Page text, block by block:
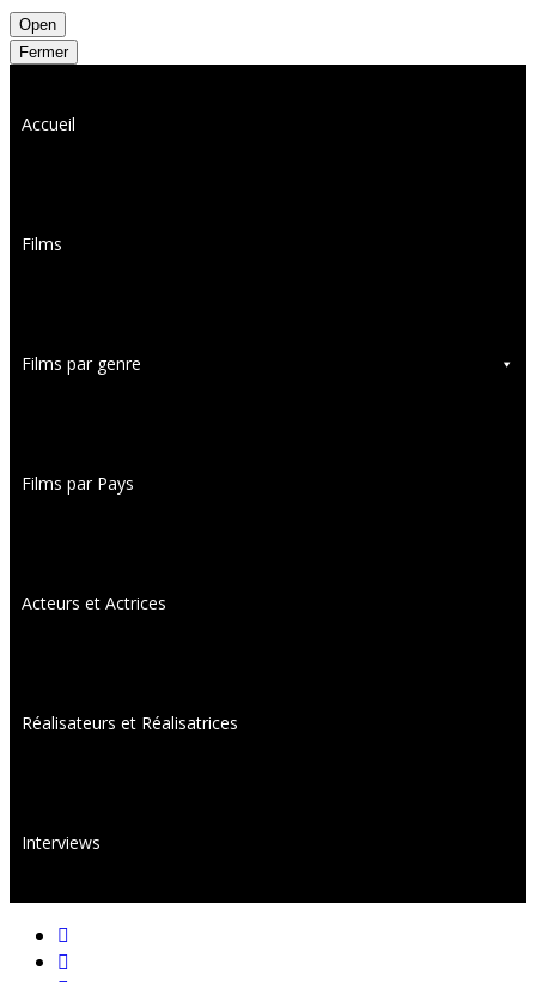
Open
Fermer
Accueil
Films
Films par genre
Films par Pays
Acteurs et Actrices
Réalisateurs et Réalisatrices
Interviews